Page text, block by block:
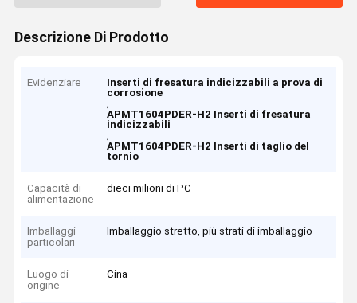
Descrizione Di Prodotto
Evidenziare
Inserti di fresatura indicizzabili a prova di
corrosione
,
APMT1604PDER-H2 Inserti di fresatura
indicizzabili
,
APMT1604PDER-H2 Inserti di taglio del
tornio
Capacità di
alimentazione
dieci milioni di PC
Imballaggi
particolari
Imballaggio stretto, più strati di imballaggio
Luogo di
origine
Cina